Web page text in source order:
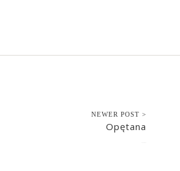
NEWER POST >
Opętana